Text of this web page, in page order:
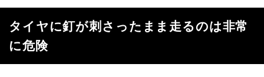
タイヤに釘が刺さったまま走るのは非常
に危険